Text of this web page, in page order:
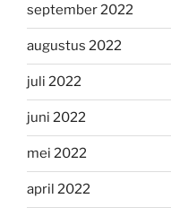
september 2022
augustus 2022
juli 2022
juni 2022
mei 2022
april 2022